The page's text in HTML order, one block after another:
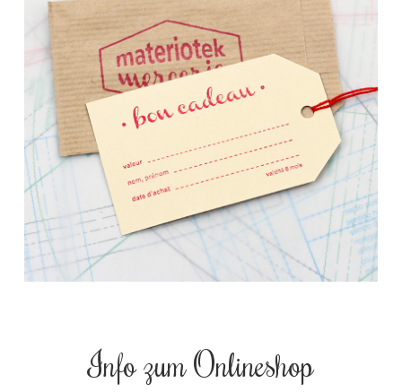
Info zum Onlineshop